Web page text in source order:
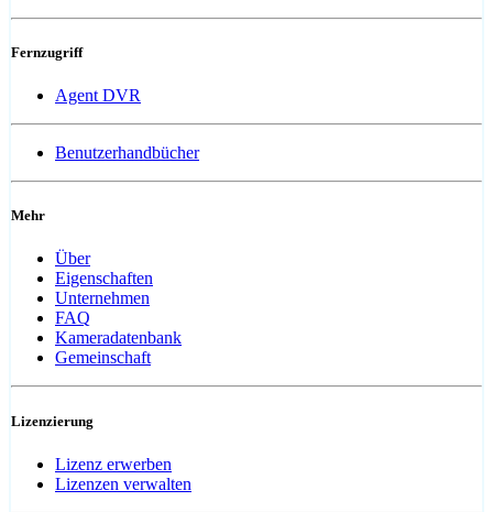
Fernzugriff
Agent DVR
Benutzerhandbücher
Mehr
Über
Eigenschaften
Unternehmen
FAQ
Kameradatenbank
Gemeinschaft
Lizenzierung
Lizenz erwerben
Lizenzen verwalten